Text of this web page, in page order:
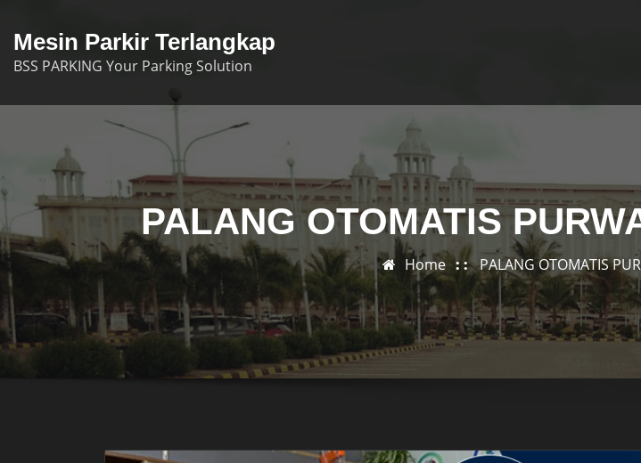
content
Mesin Parkir Terlangkap
BSS PARKING Your Parking Solution
PALANG OTOMATIS
Home PALANG OTOMATIS